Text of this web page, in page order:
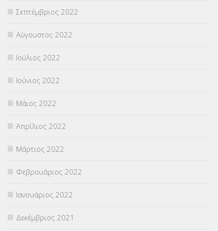
Σεπτέμβριος 2022
Αύγουστος 2022
Ιούλιος 2022
Ιούνιος 2022
Μάιος 2022
Απρίλιος 2022
Μάρτιος 2022
Φεβρουάριος 2022
Ιανουάριος 2022
Δεκέμβριος 2021